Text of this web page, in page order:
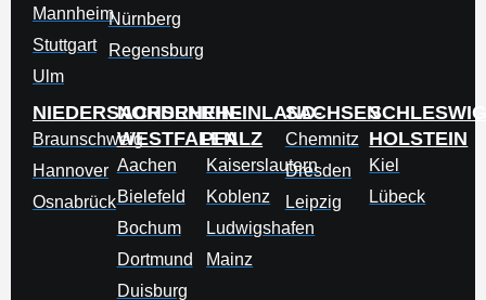
Mannheim
Stuttgart
Ulm
Nürnberg
Regensburg
NIEDERSACHSEN
Braunschweig
Hannover
Osnabrück
NORDRHEIN-
WESTFALEN
Aachen
Bielefeld
Bochum
Dortmund
Duisburg
RHEINLAND-
PFALZ
Kaiserslautern
Koblenz
Ludwigshafen
Mainz
SACHSEN
Chemnitz
Dresden
Leipzig
HOLSTEIN
Kiel
Lübeck